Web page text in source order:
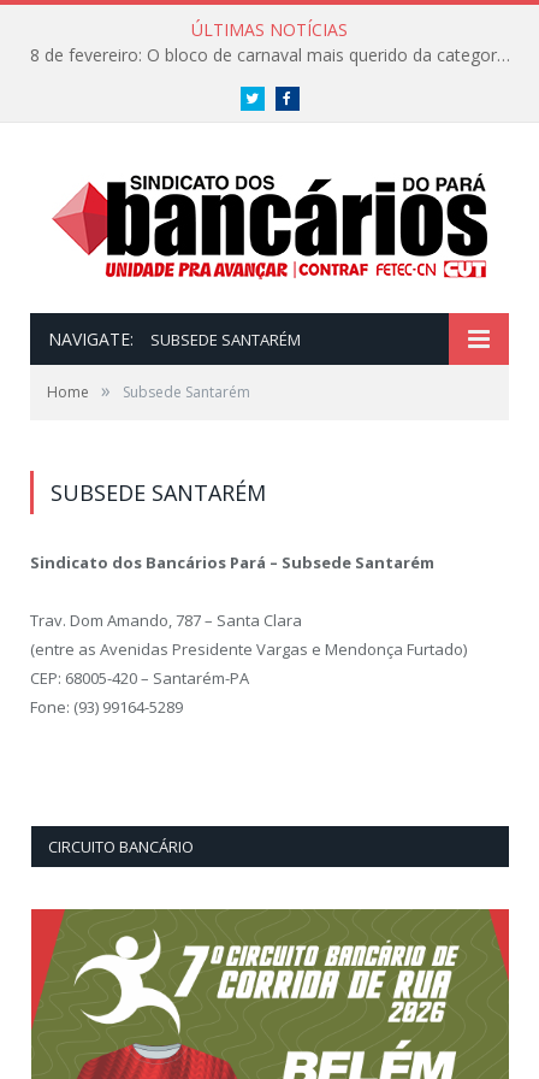
ÚLTIMAS NOTÍCIAS
8 de fevereiro: O bloco de carnaval mais querido da categoria já tem data. Vem pro CarnaBancários 2025!
Twitter
NAVIGATE: SUBSEDE SANTARÉM
Home » Subsede Santarém
SUBSEDE SANTARÉM
Sindicato dos Bancários Pará – Subsede Santarém
Trav. Dom Amando, 787 – Santa Clara
(entre as Avenidas Presidente Vargas e Mendonça Furtado)
CEP: 68005-420 – Santarém-PA
Fone: (93) 99164-5289
CIRCUITO BANCÁRIO